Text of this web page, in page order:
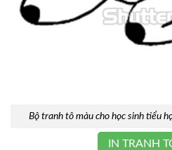
Bộ tranh tô màu cho học sinh tiểu
IN TRANH